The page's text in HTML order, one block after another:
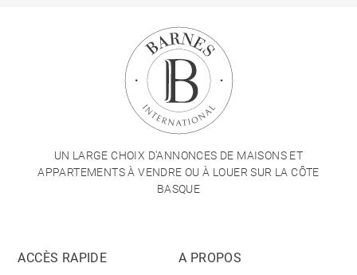
UN LARGE CHOIX D'ANNONCES DE MAISONS ET
APPARTEMENTS À VENDRE OU À LOUER SUR LA CÔTE
BASQUE
ACCÈS RAPIDE
A PROPOS